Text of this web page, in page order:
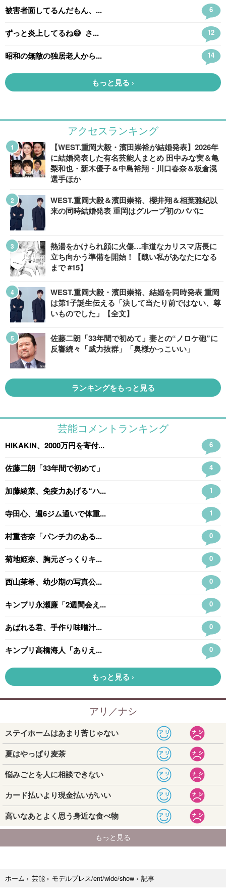
アクセスランキング
【WEST.重岡大毅・濱田崇裕が結婚発表】2026年
に結婚発表した有名芸能人まとめ 田中みな実＆亀
梨和也・新木優子＆中島裕翔・川口春奈＆板倉滉
選手ほか
WEST.重岡大毅＆濱田崇裕、櫻井翔＆相葉雅紀以
来の同時結婚発表 重岡はグループ初のパパに
熱湯をかけられ顔に火傷…非道なカリスマ店長に
立ち向かう準備を開始！【醜い私があなたになる
まで #15】
WEST.重岡大毅・濱田崇裕、結婚を同時発表 重岡
は第1子誕生伝える「決して当たり前ではない、尊
いものでした」【全文】
佐藤二朗「33年間で初めて」妻との“ノロケ砲”に
反響続々「威力抜群」「奥様かっこいい」
ランキングをもっと見る
ホーム › 芸能 › モデルプレス/ent/wide/show › 記事